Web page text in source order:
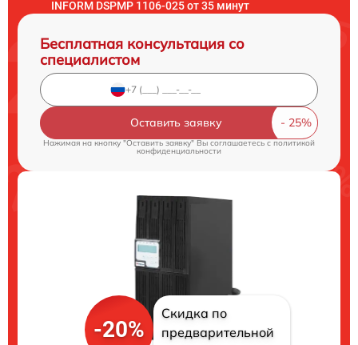
INFORM DSPMP 1106-025 от 35 минут
Бесплатная консультация со
специалистом
Оставить заявку
Нажимая на кнопку "Оставить заявку" Вы соглашаетесь cполитикой
конфиденциальности
-20%
Скидка по
предварительной